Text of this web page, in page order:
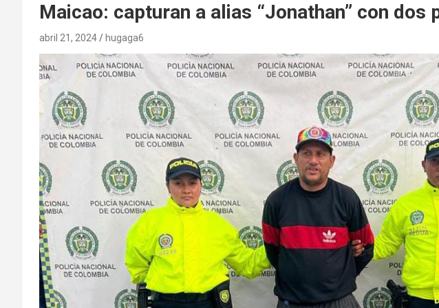
Maicao: capturan a alias “Jonathan” con dos
abril 21, 2024 hugaga6